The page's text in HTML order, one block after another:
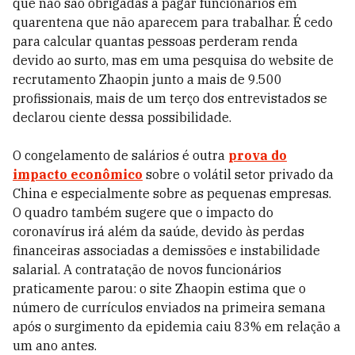
que não são obrigadas a pagar funcionários em
quarentena que não aparecem para trabalhar. É cedo
para calcular quantas pessoas perderam renda
devido ao surto, mas em uma pesquisa do website de
recrutamento Zhaopin junto a mais de 9.500
profissionais, mais de um terço dos entrevistados se
declarou ciente dessa possibilidade.
O congelamento de salários é outra prova do
impacto econômico sobre o volátil setor privado da
China e especialmente sobre as pequenas empresas.
O quadro também sugere que o impacto do
coronavírus irá além da saúde, devido às perdas
financeiras associadas a demissões e instabilidade
salarial. A contratação de novos funcionários
praticamente parou: o site Zhaopin estima que o
número de currículos enviados na primeira semana
após o surgimento da epidemia caiu 83% em relação a
um ano antes.